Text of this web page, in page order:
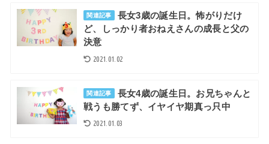
関連記事
長女3歳の誕生日。怖がりだけ
ど、しっかり者おねえさんの成長と父の
決意
2021.01.02
関連記事
長女4歳の誕生日。お兄ちゃんと
戦うも勝てず、イヤイヤ期真っ只中
2021.01.03